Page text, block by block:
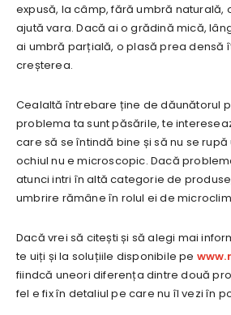
expusă, la câmp, fără umbră naturală,
ajută vara. Dacă ai o grădină mică,
ai umbră parțială, o plasă prea densă
creșterea.
Cealaltă întrebare ține de dăunătorul
problema ta sunt păsările, te
care să se întindă bine și să nu se
ochiul nu e microscopic. Dacă
atunci intri în altă categorie de
umbrire rămâne în rolul ei de
Dacă vrei să citești și să alegi mai
te uiți și la soluțiile disponibile pe
fiindcă uneori diferența dintre două
fel e fix în detaliul pe care nu îl vezi în